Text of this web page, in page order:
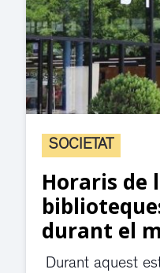
SOCIETAT
Horaris de
durant el
Durant aquest